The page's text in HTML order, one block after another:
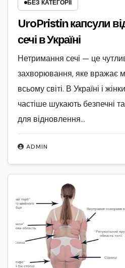
БЕЗ КАТЕГОРІЇ
UroPristin капсули
сечі в Україні
ADMIN
Нетримання сечі — це
захворювання, яке вражає
всьому світі. В Україні і
частіше шукають безпечні
для відновлення…